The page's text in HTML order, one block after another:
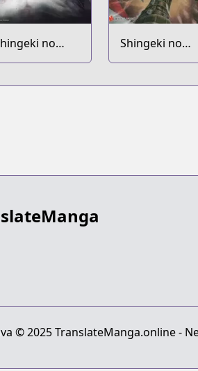
no
Volume 0
Shingeki no
Kyojin: Before
© 2025 TranslateManga.online -